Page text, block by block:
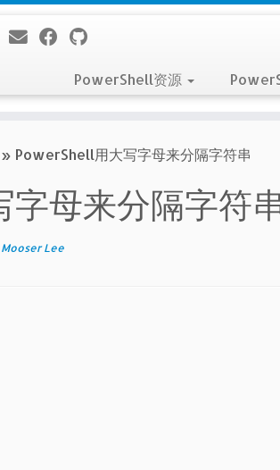
PowerShell资源
» PowerShell用大写字母来分隔字符串
字母来分隔字符
Mooser Lee